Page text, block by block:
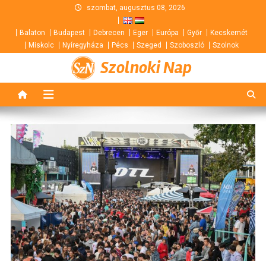
content
szombat, augusztus 08, 2026
Balaton Budapest Debrecen Eger Európa Győr
Kecskemét
Miskolc
Nyíregyháza Pécs Szeged Szoboszló Szolnok
Szolnoki Nap